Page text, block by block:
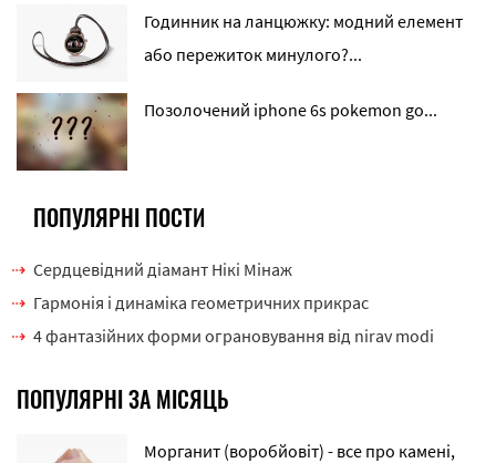
Годинник на ланцюжку: модний елемент
або пережиток минулого?...
Позолочений iphone 6s pokemon go...
ПОПУЛЯРНІ ПОСТИ
Cердцевідний діамант Нікі Мінаж
Гармонія і динаміка геометричних прикрас
4 фантазійних форми ограновування від nirav modi
ПОПУЛЯРНІ ЗА МІСЯЦЬ
Морганит (воробйовіт) - все про камені,